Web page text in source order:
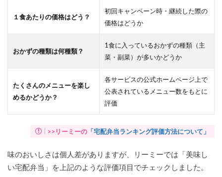
１食あたりの価格はどう？
初回キャンペーン時・継続した際の
価格はどうか
おかずの種類は何種類？
1食に入っているおかずの種類（主
菜・副菜）が多いかどうか
たくさんのメニューを楽し
めるかどうか？
各サービスの公式ホームページ上で
公表されているメニュー数をもとに
評価
>>リーミーの 「宅配弁当ランキング評価方法について」
味のおいしさは個人差がありますが、リーミーでは「美味し
い宅配弁当」を上記のような評価項目でチェックしました。